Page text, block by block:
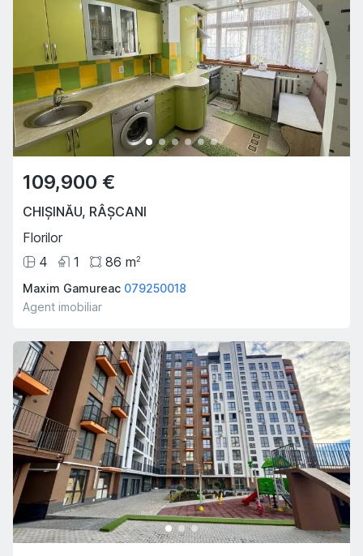
109,900 €
CHIȘINĂU, RÂȘCANI
Florilor
4
1 86 m2
Maxim Gamureac 079250018
Agent imobiliar